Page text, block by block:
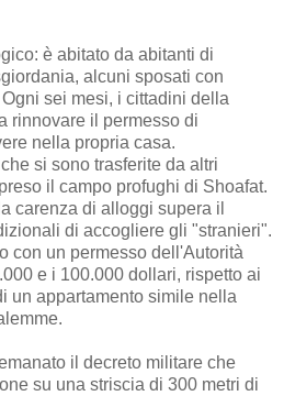
è abitato da abitanti di
alcuni sposati con
sei mesi, i cittadini della
rinnovare il permesso di
nella propria casa.
si sono trasferite da altri
il campo profughi di Shoafat.
carenza di alloggi supera il
di accogliere gli "stranieri".
con un permesso dell'Autorità
e i 100.000 dollari, rispetto ai
un appartamento simile nella
il decreto militare che
su una striscia di 300 metri di